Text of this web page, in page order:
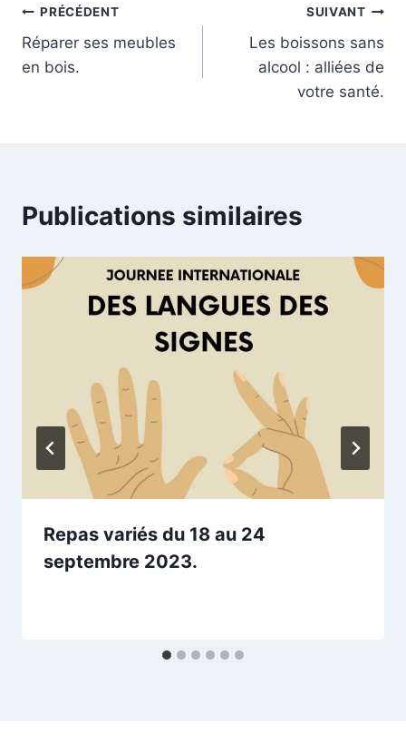
Navigation
de
PRÉCÉDENT
Réparer ses meubles
en bois.
SUIVANT
Les boissons sans
alcool : alliées de
votre santé.
Publications similaires
Repas variés du 18 au 24
septembre 2023.